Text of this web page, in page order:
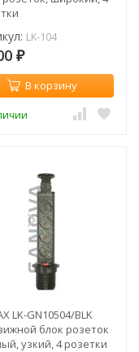
LK-104
₽
В корзину
LK-GN10504/BLK
блок розеток
узкий, 4 розетки